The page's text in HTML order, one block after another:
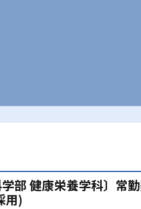
部 健康栄養学科〕常
用)